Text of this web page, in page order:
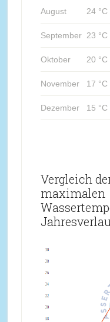
August 24 °C
September 23 °C
Oktober 20 °C
November 17 °C
Dezember 15 °C
Vergleich
maximalen